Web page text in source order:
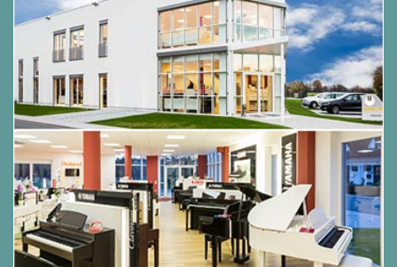
Große expressive Dynamik dank Rolands
SuperNATURAL-Klaviertechnologie
Das realistische Spielgefühl und die ganze
Dynamik eines akustischen Klaviers mit der
grandiosen ROLAND PHA-4-Tastatur
Dezentes modernes Design in einem
kompakten Gehäuse, das elegant-diskret in
jeden Raum passt
Kopfhörer Anschlüsse mit 3D-Ambiente für ein
beeindruckendes und realistisches
Spielerlebnis beim Üben mit Kopfhörern
Intuitive Anzeige mit benutzerfreundlichen